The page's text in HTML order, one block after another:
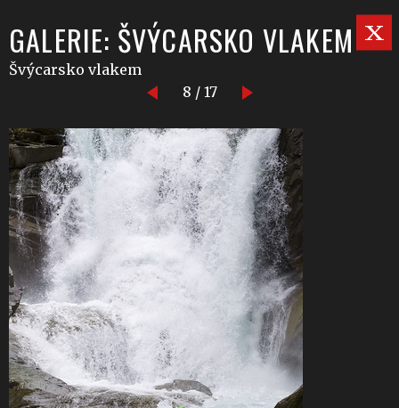
GALERIE: ŠVÝCARSKO VLAKEM
Švýcarsko vlakem
8 / 17